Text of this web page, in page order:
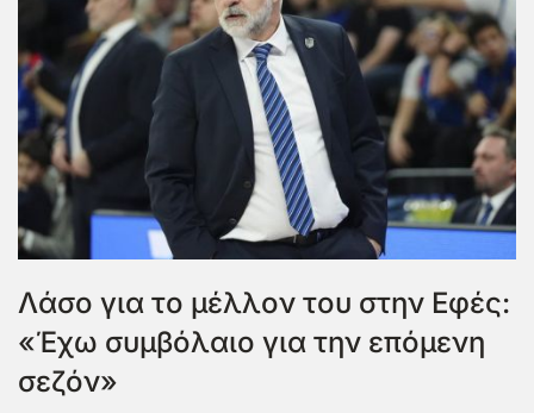
Λάσο για το μέλλον του στην Εφές:
«Έχω συμβόλαιο για την επόμενη
σεζόν»